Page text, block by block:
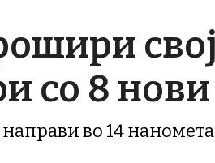
со 8
во 14